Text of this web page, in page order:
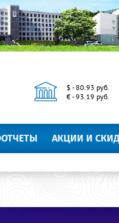
$ - 80.93 руб.
€ - 93.19 руб.
АКЦИИ И